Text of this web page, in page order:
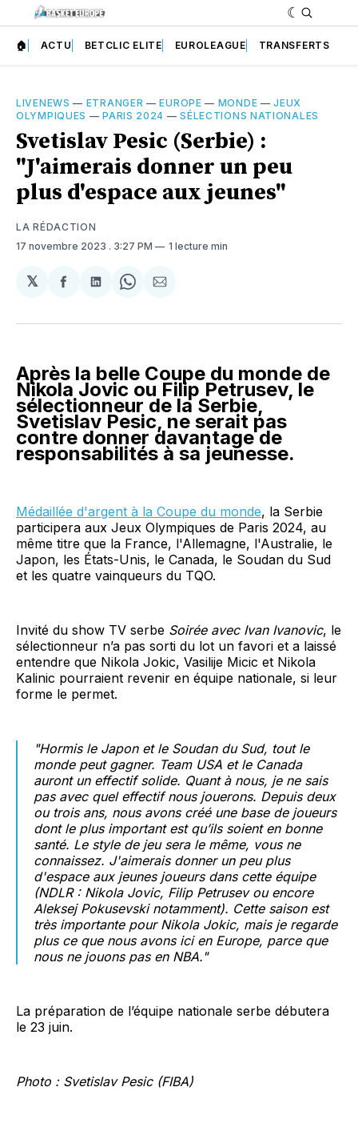
🏠 ACTU BETCLIC ELITE EUROLEAGUE TRANSFERTS
LIVENEWS — ETRANGER —EUROPE — MONDE —JEUX
OLYMPIQUES —PARIS 2024 —SÉLECTIONS NATIONALES
Svetislav Pesic (Serbie) :
"J'aimerais donner un peu
plus d'espace aux jeunes"
LA RÉDACTION
17 novembre 2023 . 3:27 PM 1 lecture min
𝕏
Partager
Facebook
Partager
LinkedIn
Share
WhatsApp
Partager
Courriel
Après la belle Coupe du monde de
Nikola Jovic ou Filip Petrusev, le
sélectionneur de la Serbie,
Svetislav Pesic, ne serait pas
contre donner davantage de
responsabilités à sa jeunesse.
Médaillée d'argent à la Coupe du monde, la Serbie
participera aux Jeux Olympiques de Paris 2024, au
même titre que la France, l'Allemagne, l'Australie, le
Japon, les États-Unis, le Canada, le Soudan du Sud
et les quatre vainqueurs du TQO.
Invité du show TV serbe Soirée avec Ivan Ivanovic, le
sélectionneur n’a pas sorti du lot un favori et a laissé
entendre que Nikola Jokic, Vasilije Micic et Nikola
Kalinic pourraient revenir en équipe nationale, si leur
forme le permet.
"Hormis le Japon et le Soudan du Sud, tout le
monde peut gagner. Team USA et le Canada
auront un effectif solide. Quant à nous, je ne sais
pas avec quel effectif nous jouerons. Depuis deux
ou trois ans, nous avons créé une base de joueurs
dont le plus important est qu’ils soient en bonne
santé. Le style de jeu sera le même, vous ne
connaissez. J'aimerais donner un peu plus
d'espace aux jeunes joueurs dans cette équipe
(NDLR : Nikola Jovic, Filip Petrusev ou encore
Aleksej Pokusevski notamment). Cette saison est
très importante pour Nikola Jokic, mais je regarde
plus ce que nous avons ici en Europe, parce que
nous ne jouons pas en NBA."
La préparation de l’équipe nationale serbe débutera
le 23 juin.
Photo : Svetislav Pesic (FIBA)